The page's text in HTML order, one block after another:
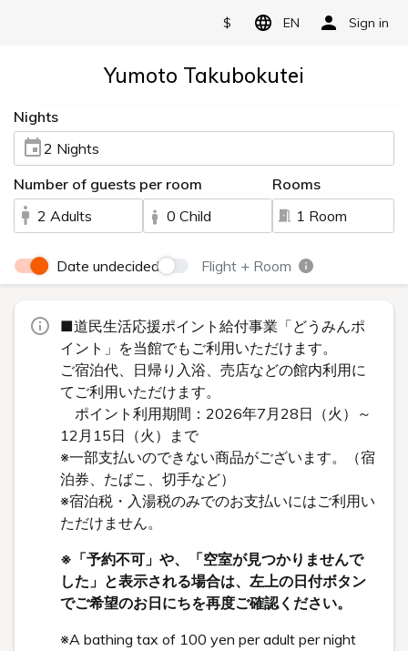
$ EN Sign in
Yumoto Takubokutei
Nights
2 Nights
Number of guests per room
2 Adults
0 Child
Rooms
1 Room
Date undecided Flight + Room
■道民生活応援ポイント給付事業「どうみんポ
イント」を当館でもご利用いただけます。
ご宿泊代、日帰り入浴、売店などの館内利用に
てご利用いただけます。
ポイント利用期間：2026年7月28日（火）～
12月15日（火）まで
※一部支払いのできない商品がございます。（宿
泊券、たばこ、切手など）
※宿泊税・入湯税のみでのお支払いにはご利用い
ただけません。
※「予約不可」や、「空室が見つかりませんで
した」と表示される場合は、左上の日付ボタン
でご希望のお日にちを再度ご確認ください。
※A bathing tax of 100 yen per adult per night